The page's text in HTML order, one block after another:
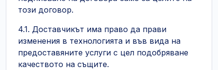
този договор.
4.1. Доставчикът има право да прави
изменения в технологията и във вида на
предоставяните услуги с цел подобряване
качеството на същите.